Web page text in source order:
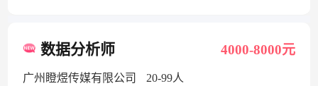
数据分析师 4000-8000元
广州瞪煜传媒有限公司 20-99人